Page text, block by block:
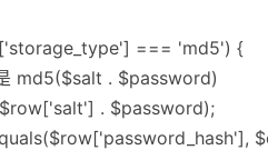
=== 'md5') {
md5($salt . $password)
. $password);